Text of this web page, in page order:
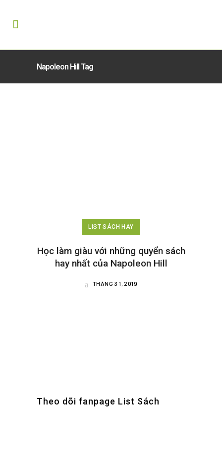
Napoleon Hill Tag
LIST SÁCH HAY
Học làm giàu với những quyển sách
hay nhất của Napoleon Hill
THÁNG 3 1, 2019
Theo dõi fanpage List Sách